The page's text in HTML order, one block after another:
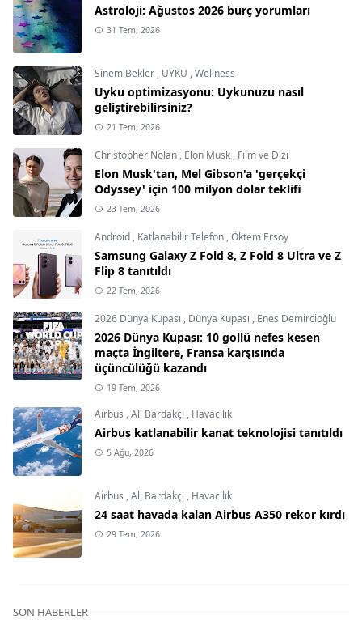
Astroloji: Ağustos 2026 burç yorumları
31 Tem, 2026
Sinem Bekler , UYKU ,Wellness
Uyku optimizasyonu: Uykunuzu nasıl
geliştirebilirsiniz?
21 Tem, 2026
Christopher Nolan , Elon Musk , Film ve Dizi
Elon Musk'tan, Mel Gibson'a 'gerçekçi
Odyssey' için 100 milyon dolar teklifi
23 Tem, 2026
Android , Katlanabilir Telefon ,Öktem Ersoy
Samsung Galaxy Z Fold 8, Z Fold 8 Ultra ve Z
Flip 8 tanıtıldı
22 Tem, 2026
2026 Dünya Kupası , Dünya Kupası , Enes Demircioğlu
2026 Dünya Kupası: 10 gollü nefes kesen
maçta İngiltere, Fransa karşısında
üçüncülüğü kazandı
19 Tem, 2026
Airbus ,Ali Bardakçı , Havacılık
Airbus katlanabilir kanat teknolojisi tanıtıldı
5 Ağu, 2026
Airbus ,Ali Bardakçı , Havacılık
24 saat havada kalan Airbus A350 rekor kırdı
29 Tem, 2026
SON HABERLER